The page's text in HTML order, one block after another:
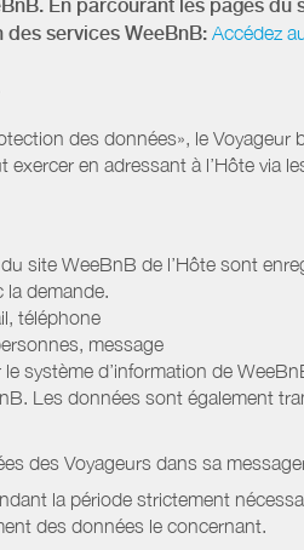
En parcourant les pages
services WeeBnB: Accédez
des données», le Voyageur
en adressant à l’Hôte via
site WeeBnB de l’Hôte sont
la demande.
téléphone
message
système d’information de
Les données sont également
des Voyageurs dans sa
la période strictement
des données le concernant.